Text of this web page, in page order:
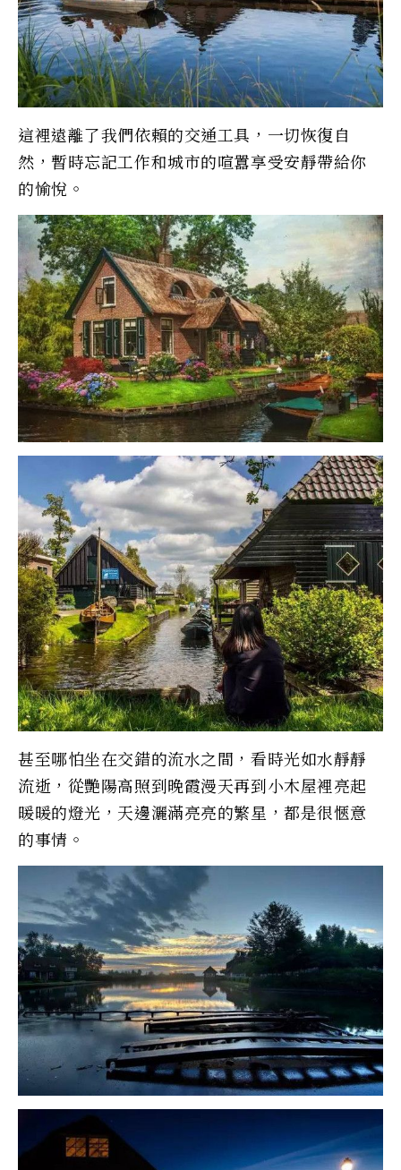
這裡遠離了我們依賴的交通工具，一切恢復自
然，暫時忘記工作和城市的喧囂享受安靜帶給你
的愉悅。
甚至哪怕坐在交錯的流水之間，看時光如水靜靜
流逝，從艷陽高照到晚霞漫天再到小木屋裡亮起
暖暖的燈光，天邊灑滿亮亮的繁星，都是很愜意
的事情。